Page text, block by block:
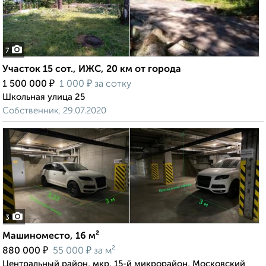
7
Участок 15 сот., ИЖС, 20 км от города
1 500 000 ₽ 1 000 ₽ за сотку
Школьная улица 25
Собственник, 29.07.2020
3
Машиноместо, 16 м²
880 000 ₽ 55 000 ₽ за м²
Центральный район, мкр. 15-й микрорайон, Московский